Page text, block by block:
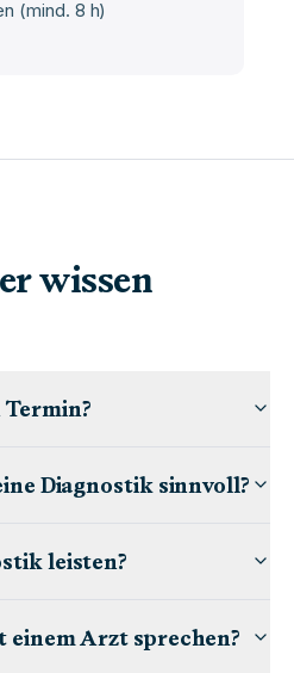
(mind. 8 h)
wissen
Diagnostik sinnvoll?
leisten?
Arzt sprechen?